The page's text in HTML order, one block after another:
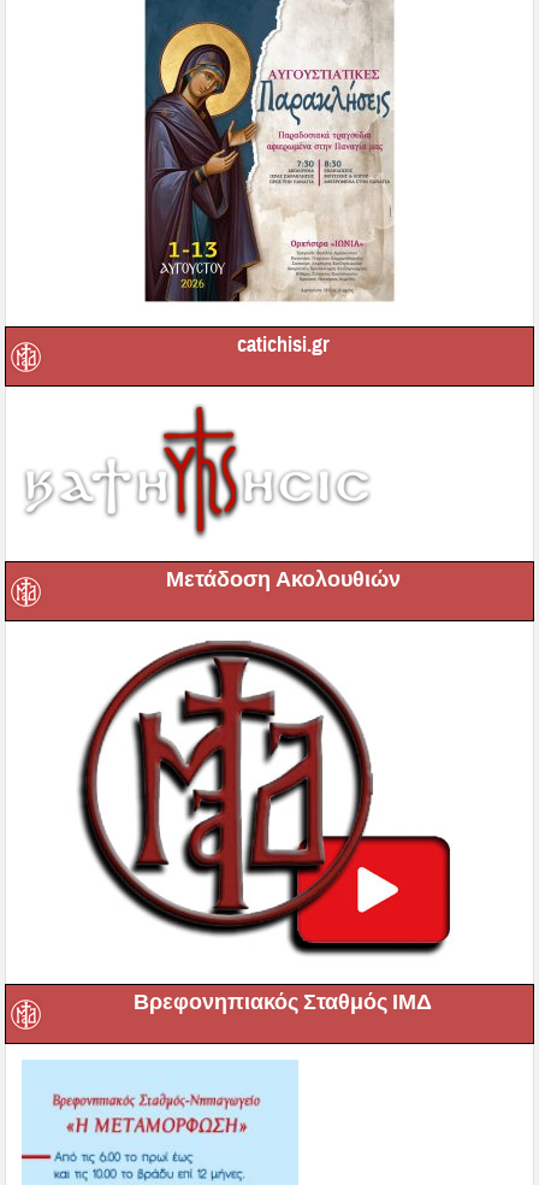
catichisi.gr
Μετάδοση Ακολουθιών
Βρεφονηπιακός Σταθμός ΙΜΔ